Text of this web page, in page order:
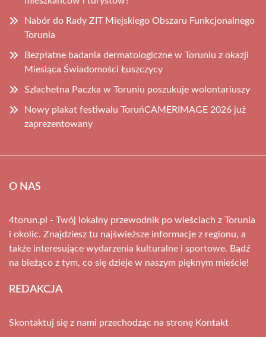
Nabór do Rady ZIT Miejskiego Obszaru Funkcjonalnego
Torunia
Bezpłatne badania dermatologiczne w Toruniu z okazji
Miesiąca Świadomości Łuszczycy
Szlachetna Paczka w Toruniu poszukuje wolontariuszy
Nowy plakat festiwalu ToruńCAMERIMAGE 2026 już
zaprezentowany
O NAS
4torun.pl - Twój lokalny przewodnik po wieściach z Torunia
i okolic. Znajdziesz tu najświeższe informacje z regionu, a
także interesujące wydarzenia kulturalne i sportowe. Bądź
na bieżąco z tym, co się dzieje w naszym pięknym mieście!
REDAKCJA
Skontaktuj się z nami przechodząc na stronę Kontakt